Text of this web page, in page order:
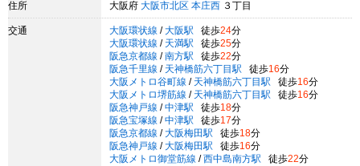
住所 大阪府 大阪市北区 本庄西 ３丁目
交通 大阪環状線 / 大阪駅 徒歩24分
大阪環状線 / 天満駅 徒歩25分
阪急京都線 / 南方駅 徒歩22分
阪急千里線 / 天神橋筋六丁目駅 徒歩16分
大阪メトロ谷町線 / 天神橋筋六丁目駅 徒歩16分
大阪メトロ堺筋線 / 天神橋筋六丁目駅 徒歩16分
阪急神戸線 / 中津駅 徒歩18分
阪急宝塚線 / 中津駅 徒歩17分
阪急京都線 / 大阪梅田駅 徒歩18分
阪急神戸線 / 大阪梅田駅 徒歩16分
大阪メトロ御堂筋線 / 西中島南方駅 徒歩22分